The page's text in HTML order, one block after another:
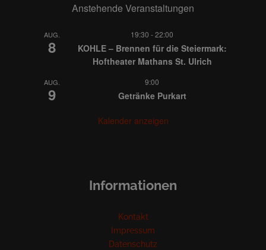
Anstehende Veranstaltungen
AUG.
8
19:30 -22:00
KOHLE – Brennen für die Steiermark:
Hoftheater Mathans St. Ulrich
AUG.
9
9:00
Getränke Purkart
Kalender anzeigen
Informationen
Kontakt
Impressum
Datenschutz